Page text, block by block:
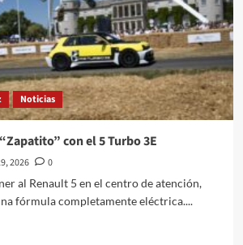
Noticias
con el 5 Turbo 3E
2026
0
al Renault 5 en el centro de atención,
fórmula completamente eléctrica....